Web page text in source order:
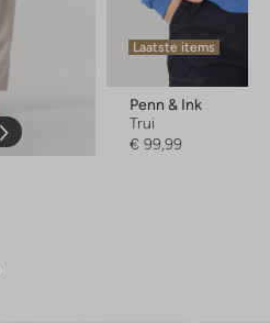
Laatste items
Penn & Ink
Trui
€ 99,99